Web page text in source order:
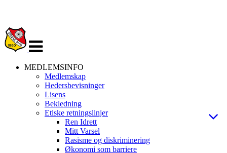
navigasjon
MEDLEMSINFO
Medlemskap
Hedersbevisninger
Lisens
Bekledning
Etiske retningslinjer
Ren Idrett
Mitt Varsel
Rasisme og diskriminering
Økonomi som barriere